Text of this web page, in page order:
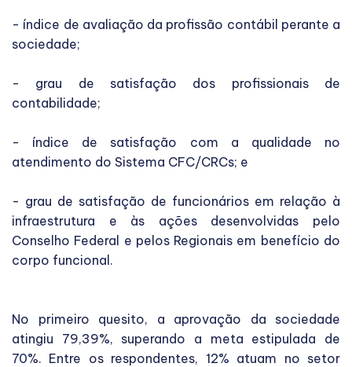
- índice de avaliação da profissão contábil perante a
sociedade;
- grau de satisfação dos profissionais de
contabilidade;
- índice de satisfação com a qualidade no
atendimento do Sistema CFC/CRCs; e
- grau de satisfação de funcionários em relação à
infraestrutura e às ações desenvolvidas pelo
Conselho Federal e pelos Regionais em benefício do
corpo funcional.
No primeiro quesito, a aprovação da sociedade
atingiu 79,39%, superando a meta estipulada de
70%. Entre os respondentes, 12% atuam no setor